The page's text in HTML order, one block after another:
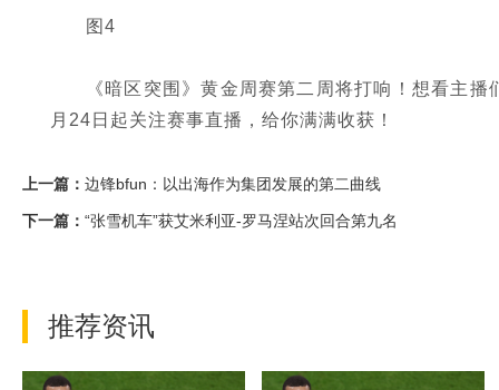
图4
《暗区突围》黄金周赛第二周将打响！想看主
月24日起关注赛事直播，给你满满收获！
上一篇： 边锋bfun：以出海作为集团发展的第二曲线
下一篇： “张雪机车”获艾米利亚-罗马涅站次回合第九名
推荐资讯